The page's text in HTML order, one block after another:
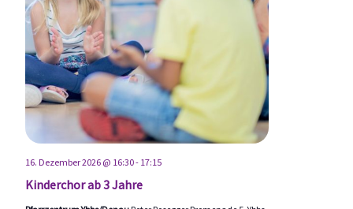
Kinderchor ab 3 Jahre
16. Dezember 2026 @ 16:30- 17:15